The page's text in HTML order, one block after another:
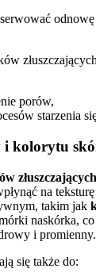
porów,
starzenia
i kolorytu
złuszczających
na
takim jak
naskórka,
i promienny.
się także do: